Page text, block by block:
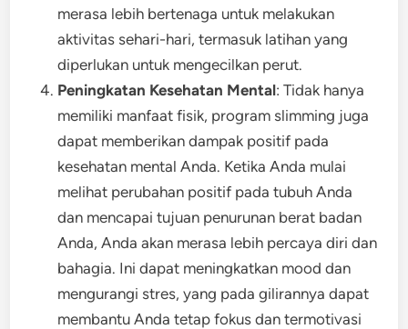
merasa lebih bertenaga untuk melakukan
aktivitas sehari-hari, termasuk latihan yang
diperlukan untuk mengecilkan perut.
Peningkatan Kesehatan Mental: Tidak hanya
memiliki manfaat fisik, program slimming juga
dapat memberikan dampak positif pada
kesehatan mental Anda. Ketika Anda mulai
melihat perubahan positif pada tubuh Anda
dan mencapai tujuan penurunan berat badan
Anda, Anda akan merasa lebih percaya diri dan
bahagia. Ini dapat meningkatkan mood dan
mengurangi stres, yang pada gilirannya dapat
membantu Anda tetap fokus dan termotivasi